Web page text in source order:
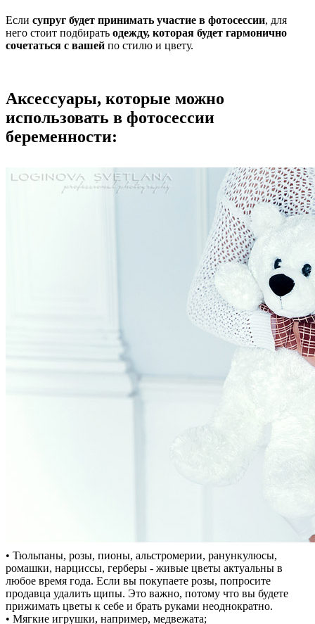
Если супруг будет принимать участие в фотосессии, для
него стоит подбирать одежду, которая будет гармонично
сочетаться с вашей по стилю и цвету.
Аксессуары, которые можно
использовать в фотосессии
беременности:
• Тюльпаны, розы, пионы, альстромерии, ранункулюсы,
ромашки, нарциссы, герберы - живые цветы актуальны в
любое время года. Если вы покупаете розы, попросите
продавца удалить щипы. Это важно, потому что вы будете
прижимать цветы к себе и брать руками неоднократно.
• Мягкие игрушки, например, медвежата;